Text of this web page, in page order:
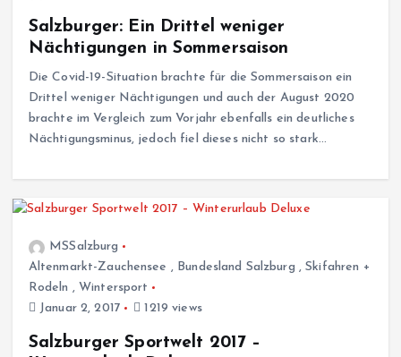
Salzburger: Ein Drittel weniger
Nächtigungen in Sommersaison
Die Covid-19-Situation brachte für die Sommersaison ein
Drittel weniger Nächtigungen und auch der August 2020
brachte im Vergleich zum Vorjahr ebenfalls ein deutliches
Nächtigungsminus, jedoch fiel dieses nicht so stark…
MSSalzburg
Altenmarkt-Zauchensee , Bundesland Salzburg ,Skifahren +
Rodeln , Wintersport
Januar 2, 2017
1219 views
Salzburger Sportwelt 2017 –